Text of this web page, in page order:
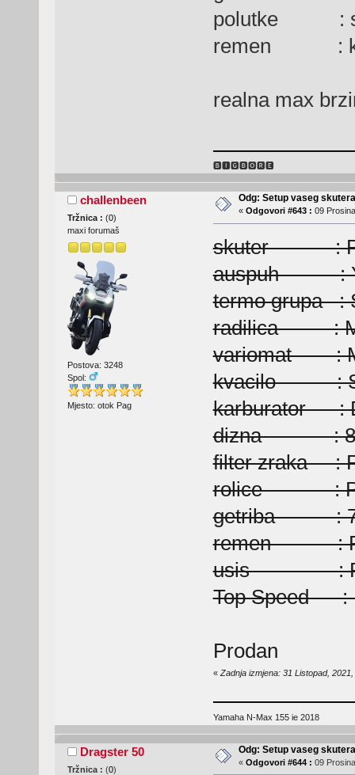
polutke :
remen :
realna max
🅱🅸🅶🅱🅾🆁🅴
challenbeen
Tržnica : (0)
maxi forumaš
Postova: 3248
Spol:
Mjesto: otok Pag
Odg: Setup vaseg skutera
« Odgovori #643 : 09
skuter :
auspuh :
termo grupa :
radilica :
variomat :
kvacilo :
karburator :
dizna : 85
filter zraka :
rolice :
getriba :
remen :
usis :
Top Speed :
Prodan
«Zadnja izmjena: 31 Listopad,
Yamaha N-Max 155 ie 2018
Dragster 50
Tržnica : (0)
Odg: Setup vaseg skutera
« Odgovori #644 : 09